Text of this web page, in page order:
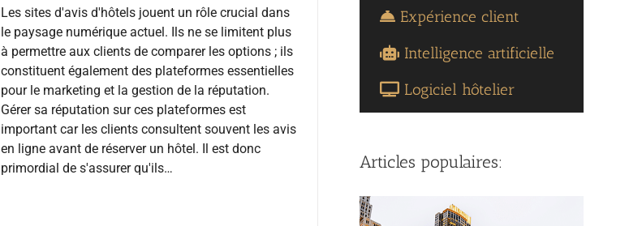
Les sites d'avis d'hôtels jouent un rôle crucial dans
le paysage numérique actuel. Ils ne se limitent plus
à permettre aux clients de comparer les options ; ils
constituent également des plateformes essentielles
pour le marketing et la gestion de la réputation.
Gérer sa réputation sur ces plateformes est
important car les clients consultent souvent les avis
en ligne avant de réserver un hôtel. Il est donc
primordial de s'assurer qu'ils…
Expérience client
Intelligence artificielle
Logiciel hôtelier
Articles populaires: